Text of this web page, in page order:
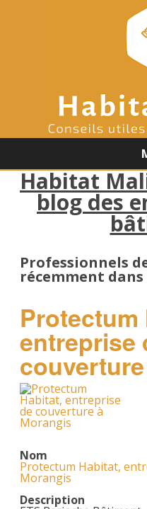
Habitat
blog des
Professionnels
récemment
Protectum
entreprise
Nom
Protectum Habitat,
Morangis
Description